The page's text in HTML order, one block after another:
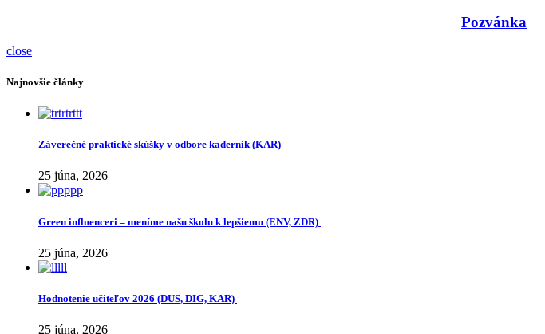
Pozvánka
close
Najnovšie články
Záverečné praktické skúšky v odbore kaderník (KAR)
25 júna, 2026
Green influenceri – meníme našu školu k lepšiemu (ENV, ZDR)
25 júna, 2026
Hodnotenie učiteľov 2026 (DUS, DIG, KAR)
25 júna, 2026